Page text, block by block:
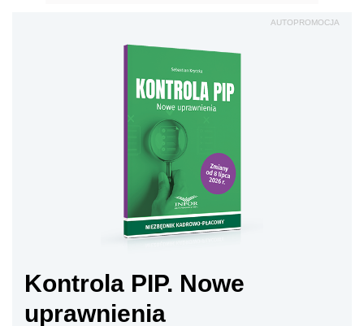
AUTOPROMOCJA
Kontrola PIP. Nowe
uprawnienia